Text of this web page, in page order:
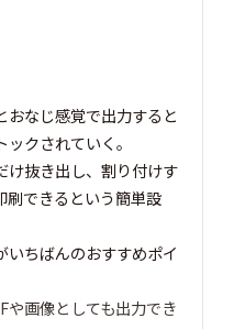
おなじ感覚で出力すると
クされていく。
け抜き出し、割り付けす
刷できるという簡単設
いちばんのおすすめポイ
や画像としても出力でき